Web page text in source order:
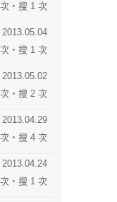
‧搜 1 次
2013.05.04
‧搜 1 次
2013.05.02
‧搜 2 次
2013.04.29
‧搜 4 次
2013.04.24
‧搜 1 次